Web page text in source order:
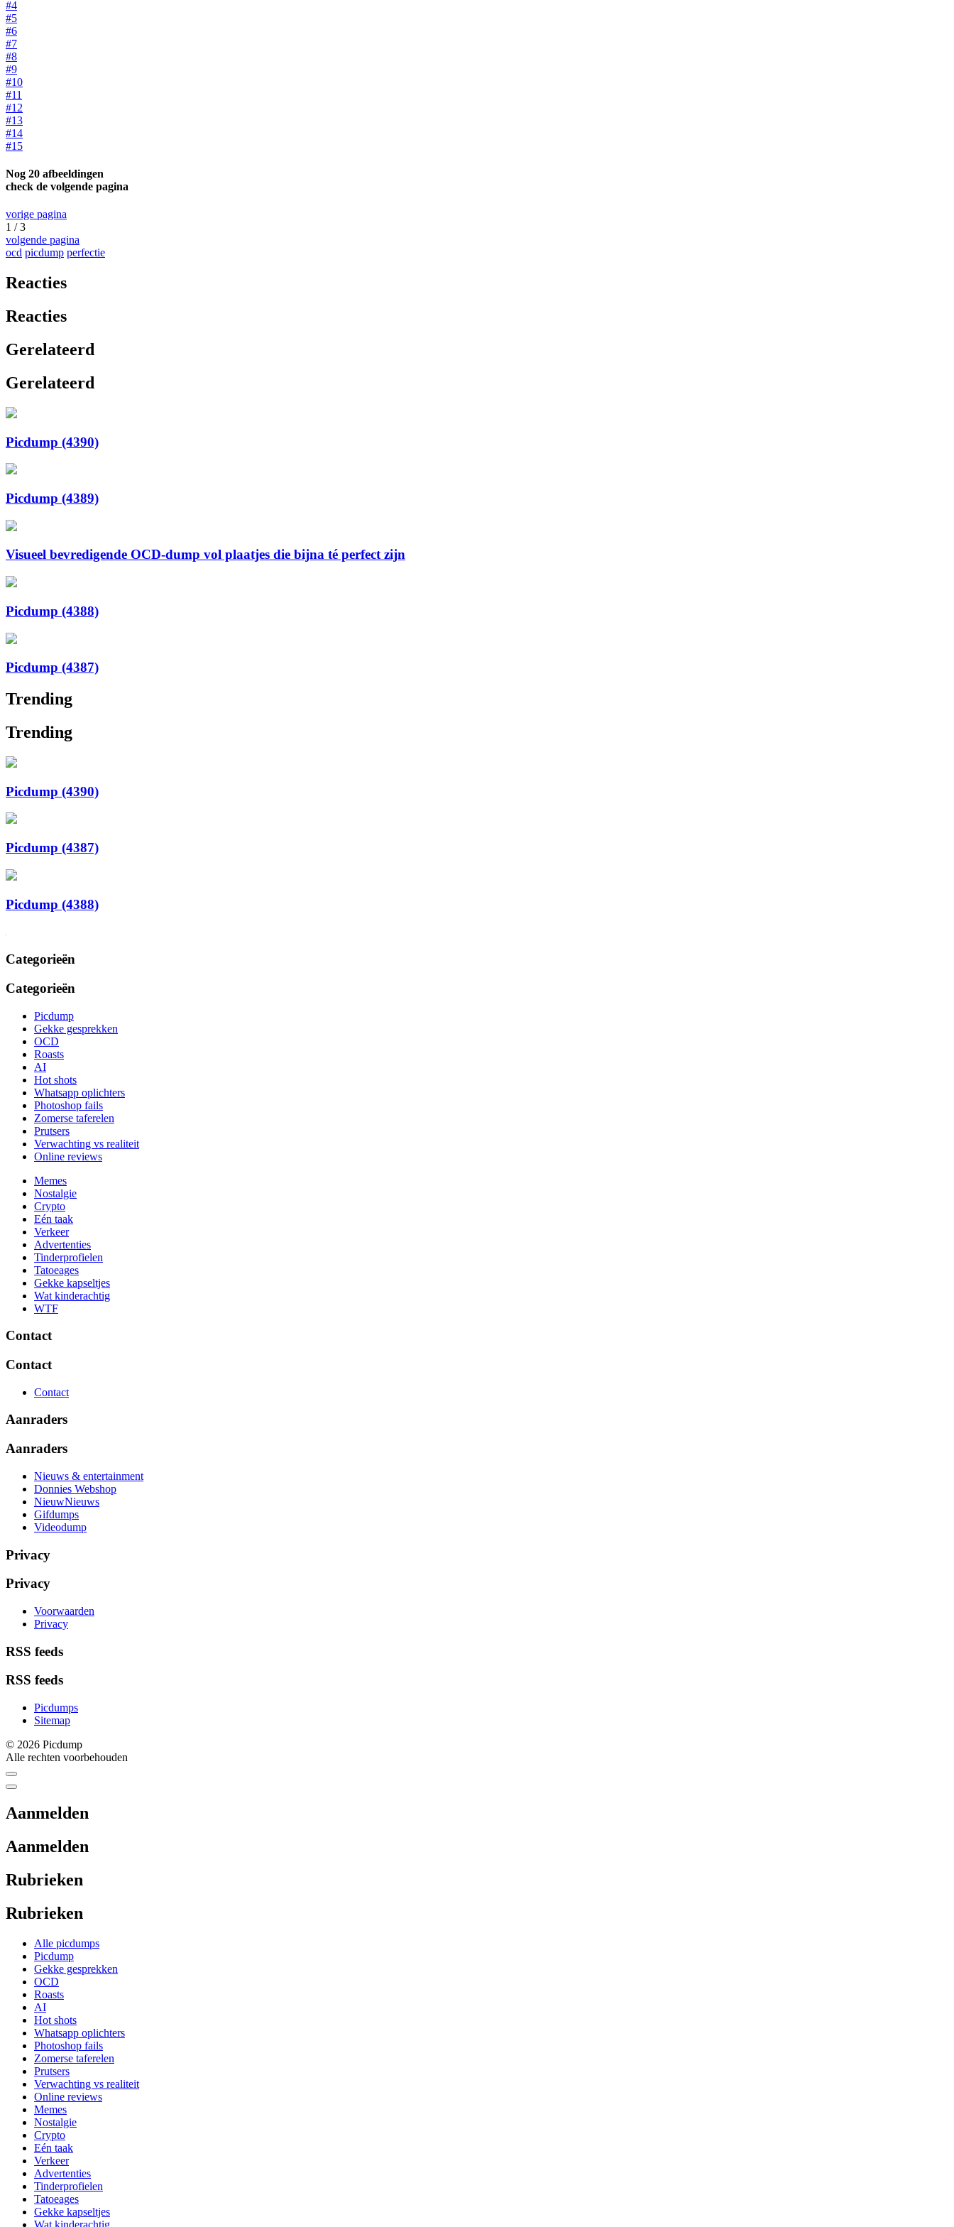
#4
#5
#6
#7
#8
#9
#10
#11
#12
#13
#14
#15
Nog 20 afbeeldingen
check de volgende pagina
vorige pagina
1 / 3
volgende pagina
ocd picdump perfectie
Reacties
Reacties
Gerelateerd
Gerelateerd
Picdump (4390)
Picdump (4389)
Visueel bevredigende OCD-dump vol plaatjes die bijna té perfect zijn
Picdump (4388)
Picdump (4387)
Trending
Trending
Picdump (4390)
Picdump (4387)
Picdump (4388)
Categorieën
Categorieën
Picdump
Gekke gesprekken
OCD
Roasts
AI
Hot shots
Whatsapp oplichters
Photoshop fails
Zomerse taferelen
Prutsers
Verwachting vs realiteit
Online reviews
Memes
Nostalgie
Crypto
Eén taak
Verkeer
Advertenties
Tinderprofielen
Tatoeages
Gekke kapseltjes
Wat kinderachtig
WTF
Contact
Contact
Contact
Aanraders
Aanraders
Nieuws & entertainment
Donnies Webshop
NieuwNieuws
Gifdumps
Videodump
Privacy
Privacy
Voorwaarden
Privacy
RSS feeds
RSS feeds
Picdumps
Sitemap
© 2026 Picdump
Alle rechten voorbehouden
Aanmelden
Aanmelden
Rubrieken
Rubrieken
Alle picdumps
Picdump
Gekke gesprekken
OCD
Roasts
AI
Hot shots
Whatsapp oplichters
Photoshop fails
Zomerse taferelen
Prutsers
Verwachting vs realiteit
Online reviews
Memes
Nostalgie
Crypto
Eén taak
Verkeer
Advertenties
Tinderprofielen
Tatoeages
Gekke kapseltjes
Wat kinderachtig